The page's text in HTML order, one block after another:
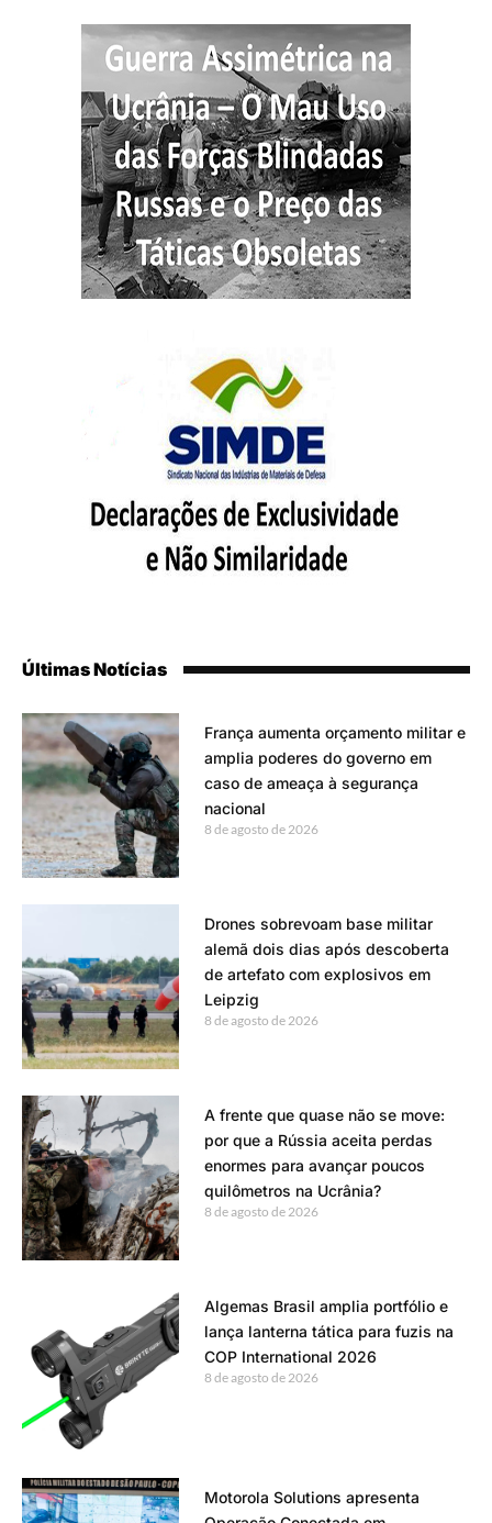
Últimas Notícias
França aumenta orçamento militar e
amplia poderes do governo em
caso de ameaça à segurança
nacional
8 de agosto de 2026
Drones sobrevoam base militar
alemã dois dias após descoberta
de artefato com explosivos em
Leipzig
8 de agosto de 2026
A frente que quase não se move:
por que a Rússia aceita perdas
enormes para avançar poucos
quilômetros na Ucrânia?
8 de agosto de 2026
Algemas Brasil amplia portfólio e
lança lanterna tática para fuzis na
COP International 2026
8 de agosto de 2026
Motorola Solutions apresenta